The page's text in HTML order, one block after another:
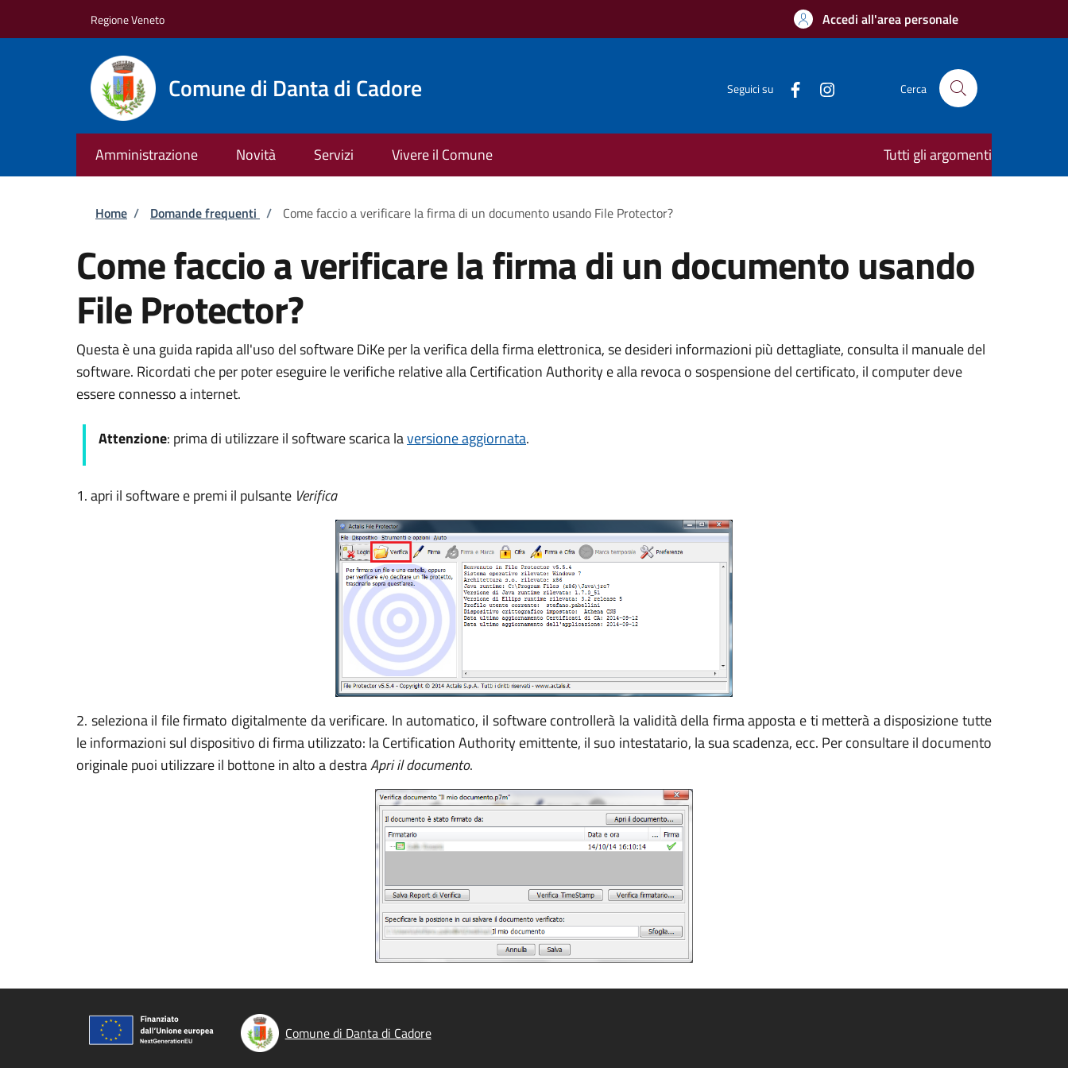
Regione Veneto Accedi all'area personale
Comune di Danta di Cadore Seguici su Cerca
Amministrazione Novità Servizi Vivere il Comune Tutti gli argomenti
Briciole di pane
Home / Domande frequenti / Come faccio a verificare la firma di un documento usando File Protector?
Come faccio a verificare la firma di un documento usando
File Protector?
Questa è una guida rapida all'uso del software DiKe per la verifica della firma elettronica, se desideri informazioni più dettagliate, consulta il manuale del
software. Ricordati che per poter eseguire le verifiche relative alla Certification Authority e alla revoca o sospensione del certificato, il computer deve
essere connesso a internet.
Attenzione: prima di utilizzare il software scarica laversione aggiornata.
1. apri il software e premi il pulsante Verifica
2. seleziona il file firmato digitalmente da verificare. In automatico, il software controllerà la validità della firma apposta e ti metterà a disposizione tutte
le informazioni sul dispositivo di firma utilizzato: la Certification Authority emittente, il suo intestatario, la sua scadenza, ecc. Per consultare il documento
originale puoi utilizzare il bottone in alto a destraApri il documento.
Comune di Danta di Cadore